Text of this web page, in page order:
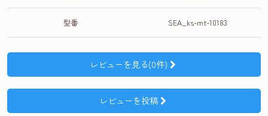
型番 SEA_ks-mt-10183
レビューを見る(0件)
レビューを投稿